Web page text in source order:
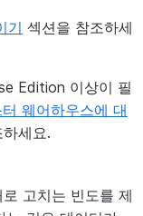
기 섹션을 참조하세
Edition 이상이 필
웨어하우스에 대
세요.
고치는 빈도를 제